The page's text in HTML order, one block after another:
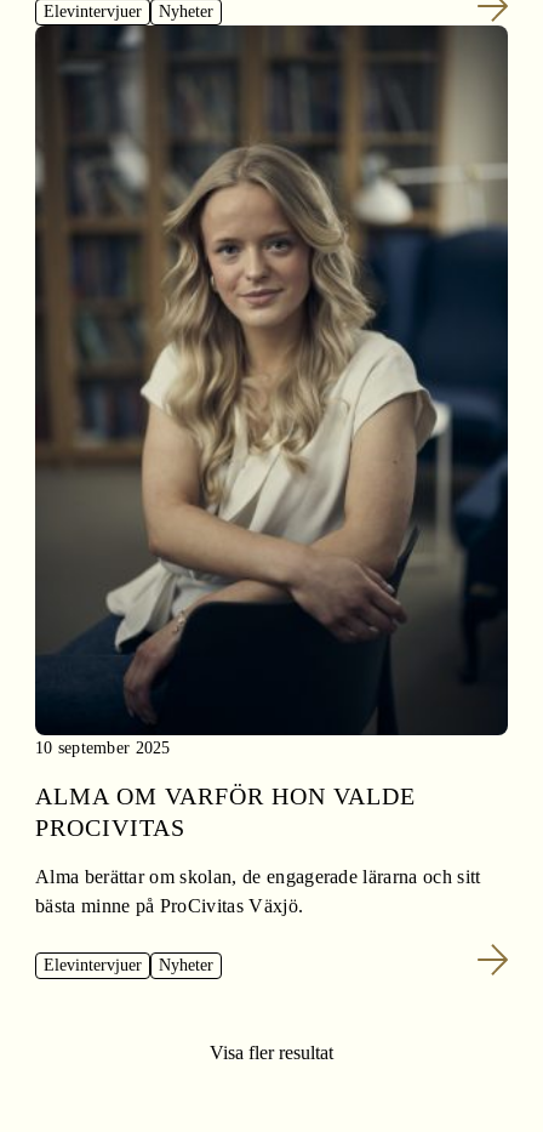
Elevintervjuer Nyheter
10 september 2025
ALMA OM VARFÖR HON VALDE
PROCIVITAS
Alma berättar om skolan, de engagerade lärarna och sitt
bästa minne på ProCivitas Växjö.
Elevintervjuer Nyheter
Visa fler resultat